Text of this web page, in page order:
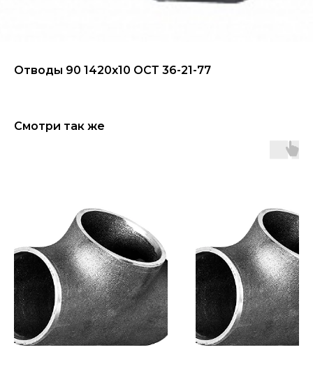
Отводы 90 1420х10 ОСТ 36-21-77
Смотри так же